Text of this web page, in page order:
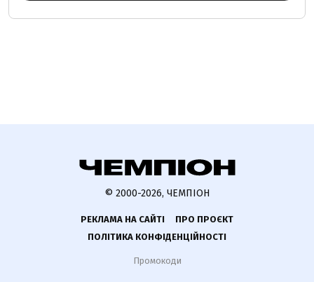
© 2000-2026, ЧЕМПІОН
РЕКЛАМА НА САЙТІ
ПРО ПРОЄКТ
ПОЛІТИКА КОНФІДЕНЦІЙНОСТІ
Промокоди